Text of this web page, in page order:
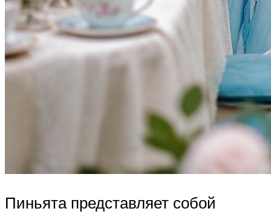
Пиньята представляет собой